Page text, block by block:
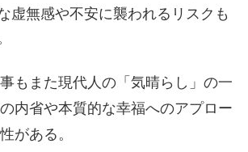
虚無感や不安に襲われるリスクも
もまた現代人の「気晴らし」の一
内省や本質的な幸福へのアプロー
がある。